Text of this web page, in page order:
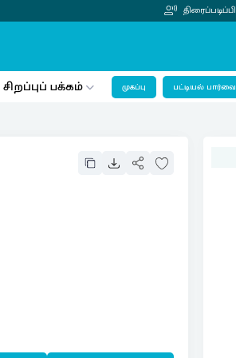
திரைப்படிப்பி
சிறப்புப் பக்கம் முகப்பு பட்டியல் பார்வை